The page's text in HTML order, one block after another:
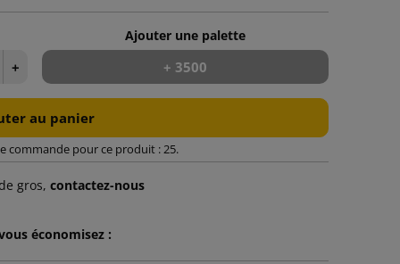
+
Ajouter une palette
+ 3500
au panier
commande pour ce produit : 25.
gros, contactez-nous
économisez :